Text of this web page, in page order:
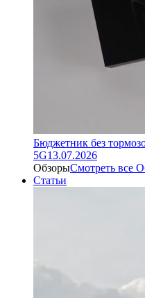
Бюджетник без
5G13.07.2026
ОбзорыСмотреть все
Статьи